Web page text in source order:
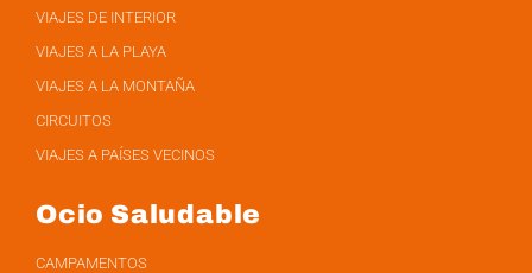
VIAJES DE INTERIOR
VIAJES A LA PLAYA
VIAJES A LA MONTAÑA
CIRCUITOS
VIAJES A PAÍSES VECINOS
Ocio Saludable
CAMPAMENTOS